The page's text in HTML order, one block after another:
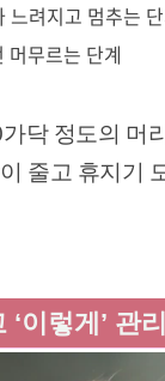
느려지고 멈추는
머무르는 단계
닥 정도의 머
줄고 휴지기
이렇게’ 관